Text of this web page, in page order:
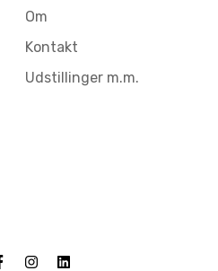
Om
Kontakt
Udstillinger m.m.